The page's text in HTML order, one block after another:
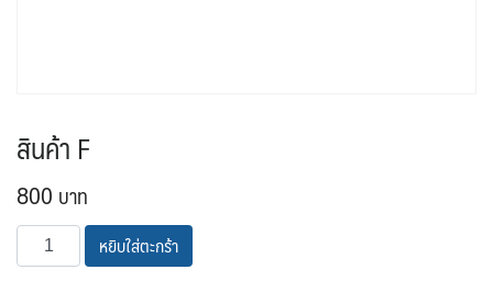
สินค้า F
800
จำนวน
สินค้า
หยิบใส่ตะกร้า